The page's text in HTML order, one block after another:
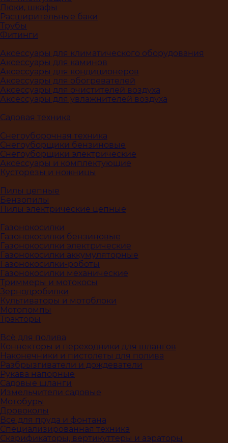
Люки, шкафы
Расширительные баки
Трубы
Фитинги
Аксессуары для климатического оборудования
Аксессуары для каминов
Аксессуары для кондиционеров
Аксессуары для обогревателей
Аксессуары для очистителей воздуха
Аксессуары для увлажнителей воздуха
Садовая техника
Снегоуборочная техника
Снегоуборщики бензиновые
Снегоуборщики электрические
Аксессуары и комплектующие
Кусторезы и ножницы
Пилы цепные
Бензопилы
Пилы электрические цепные
Газонокосилки
Газонокосилки бензиновые
Газонокосилки электрические
Газонокосилки аккумуляторные
Газонокосилки-роботы
Газонокосилки механические
Триммеры и мотокосы
Зернодробилки
Культиваторы и мотоблоки
Мотопомпы
Тракторы
Всё для полива
Коннекторы и переходники для шлангов
Наконечники и пистолеты для полива
Разбрызгиватели и дождеватели
Рукава напорные
Садовые шланги
Измельчители садовые
Мотобуры
Дровоколы
Все для пруда и фонтана
Специализированная техника
Скарификаторы, вертикуттеры и аэраторы